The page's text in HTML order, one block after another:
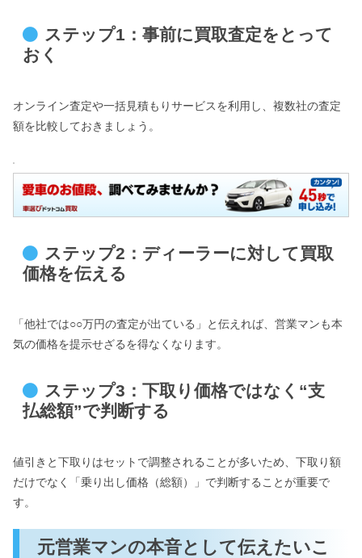
ステップ1：事前に買取査定をとって
おく
オンライン査定や一括見積もりサービスを利用し、複数社の査定
額を比較しておきましょう。
ステップ2：ディーラーに対して買取
価格を伝える
「他社では○○万円の査定が出ている」と伝えれば、営業マンも本
気の価格を提示せざるを得なくなります。
ステップ3：下取り価格ではなく“支
払総額”で判断する
値引きと下取りはセットで調整されることが多いため、下取り額
だけでなく「乗り出し価格（総額）」で判断することが重要で
す。
元営業マンの本音として伝えたいこ